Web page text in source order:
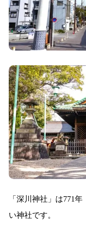
「深川神社」は771
い神社です。